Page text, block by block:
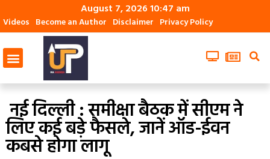
August 7, 2026 10:47 am
Videos Become an Author Disclaimer Privacy Policy
नई दिल्ली : समीक्षा बैठक में सीएम ने
लिए कई बड़े फैसले, जानें ऑड-ईवन
कबसे होगा लागू